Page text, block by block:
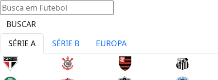
BUSCAR
SÉRIE A
SÉRIE B EUROPA